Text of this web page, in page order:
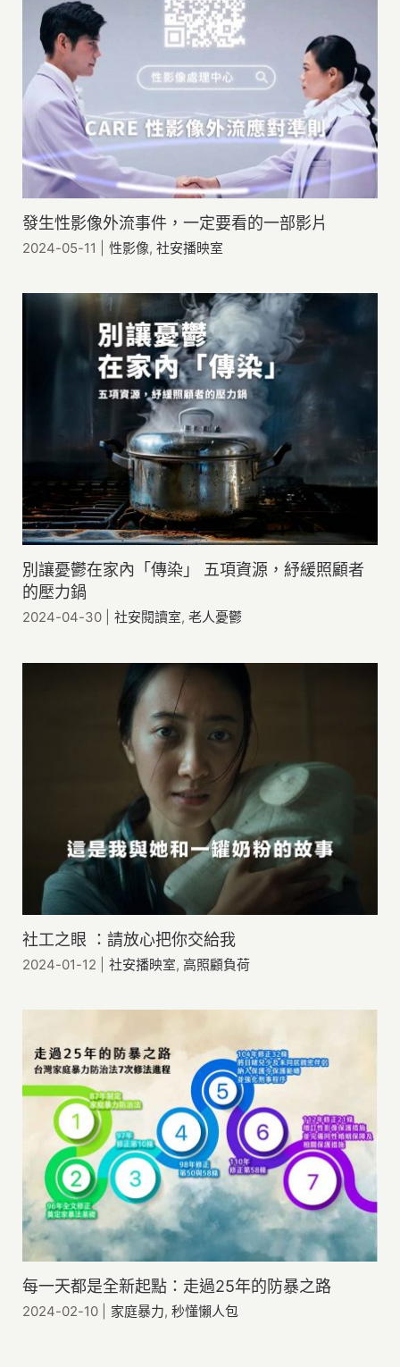
發生性影像外流事件，一定要看的一部影片
2024-05-11 性影像,社安播映室
別讓憂鬱在家內「傳染」 五項資源，紓緩照顧者
的壓力鍋
2024-04-30 社安閱讀室,老人憂鬱
社工之眼 ：請放心把你交給我
2024-01-12 社安播映室,高照顧負荷
每一天都是全新起點：走過25年的防暴之路
2024-02-10 家庭暴力,秒懂懶人包